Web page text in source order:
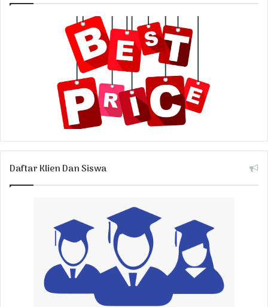
Daftar Klien Dan Siswa